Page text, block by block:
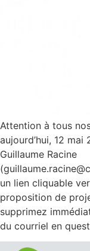
Attention à tous
aujourd’hui, 12
Guillaume Racine
un lien cliquable
proposition de
supprimez
du courriel en